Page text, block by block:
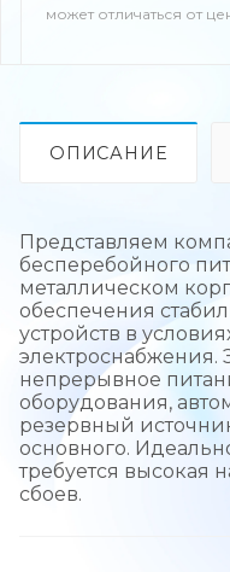
может отличаться от
ОПИСАНИЕ
Представляем
бесперебойного
металлическом
обеспечения
устройств в
электроснабжения.
непрерывное
оборудования,
резервный
основного.
требуется высокая
сбоев.